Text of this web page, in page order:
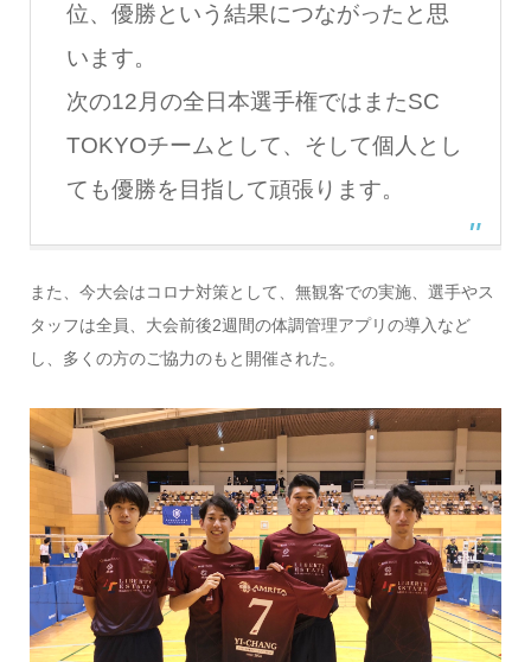
位、優勝という結果につながったと思
います。
次の12月の全日本選手権ではまたSC
TOKYOチームとして、そして個人とし
ても優勝を目指して頑張ります。
また、今大会はコロナ対策として、無観客での実施、選手やス
タッフは全員、大会前後2週間の体調管理アプリの導入など
し、多くの方のご協力のもと開催された。